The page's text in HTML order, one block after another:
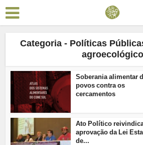
Categoria - Políticas
agroecológico
Soberania alimentar
povos contra os
cercamentos
Ato Político
aprovação da Lei
de...